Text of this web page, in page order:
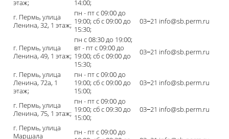
этаж;
14:00;
г. Пермь, улица
Ленина, 32, 1 этаж;
пн - пт с 09:00 до
19:00; сб с 09:00 до
15:30;
03‒21 info@sb.perm.ru
г. Пермь, улица
Ленина, 49, 1 этаж;
пн с 08:30 до 19:00;
вт - пт с 09:00 до
19:00; сб с 09:00 до
15:30;
03‒21 info@sb.perm.ru
г. Пермь, улица
Ленина, 72а, 1
этаж;
пн - пт с 09:00 до
19:00; сб с 09:00 до
15:00;
03‒21 info@sb.perm.ru
г. Пермь, улица
Ленина, 75, 1 этаж;
пн - пт с 09:00 до
19:00; сб с 09:30 до
15:00;
03‒21 info@sb.perm.ru
г. Пермь, улица
Маршала
пн - пт с 09:00 до